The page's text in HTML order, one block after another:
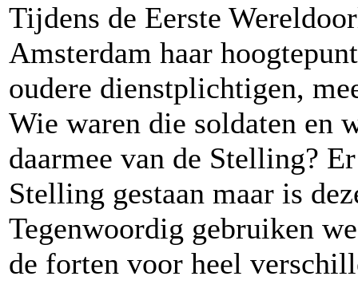
Tijdens de Eerste
Amsterdam haar
oudere dienstplichtigen,
Wie waren die soldaten en
daarmee van de Stelling?
Stelling gestaan maar is
Tegenwoordig gebruiken
de forten voor heel